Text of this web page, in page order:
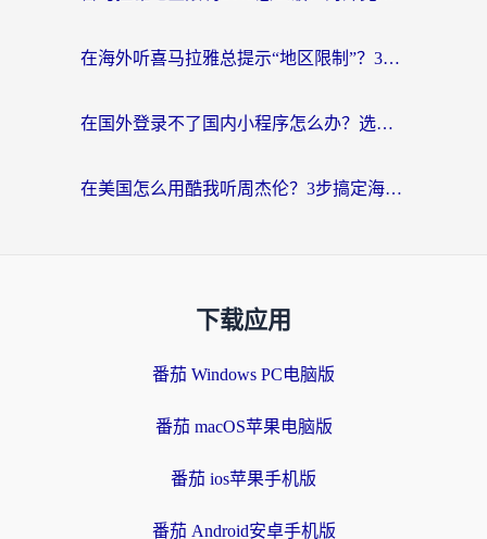
在海外听喜马拉雅总提示“地区限制”？3步轻松解除+听国内音乐全攻略
在国外登录不了国内小程序怎么办？选对回国加速器，轻松解锁国内资源
在美国怎么用酷我听周杰伦？3步搞定海外听歌难题
下载应用
番茄 Windows PC电脑版
番茄 macOS苹果电脑版
番茄 ios苹果手机版
番茄 Android安卓手机版